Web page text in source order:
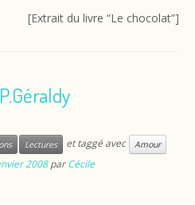
[Extrait du livre “Le chocolat”]
Lectures et taggé avec
Amour
2008 parCécile